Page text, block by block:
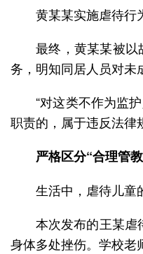
黄某某实施虐待行
最终，黄某某被
务，明知同居人员对未
“对这类不作为监
职责的，属于违反法律
严格区分“合理管
生活中，虐待儿童
本次发布的王某虐
身体多处挫伤。学校老